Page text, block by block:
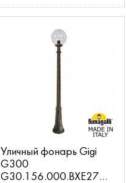
Уличный фонарь Gigi
G300
G30.156.000.BXE27